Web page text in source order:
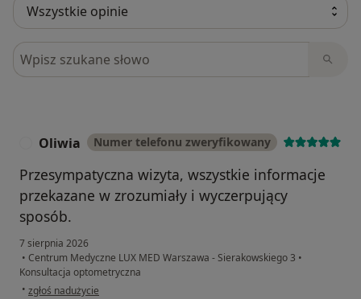
Szukaj w opiniach
Oliwia Numer telefonu zweryfikowany
Przesympatyczna wizyta, wszystkie informacje
przekazane w zrozumiały i wyczerpujący
sposób.
7 sierpnia 2026
• Centrum Medyczne LUX MED Warszawa - Sierakowskiego 3 •
Konsultacja optometryczna
• w opinii użytkownika Oliwia
zgłoś nadużycie